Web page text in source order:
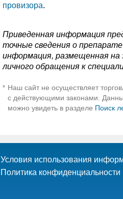
провизора.
Приведенная информация
точные сведения о
информация, размещенная
личного обращения к
* Наш сайт не осуществляет
с действующими законами.
можно увидеть в разделе Поиск
Условия использования
Политика конфиденциальности